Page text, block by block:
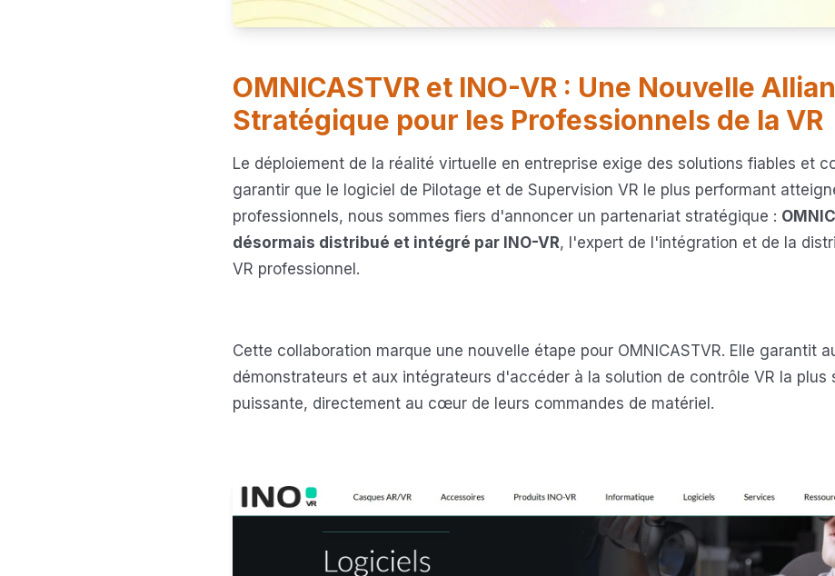
OMNICASTVR et INO-VR : Une Nouvelle
Stratégique pour les Professionnels de la VR
Le déploiement de la réalité virtuelle en entreprise exige des solutions fiables et
garantir que le logiciel de Pilotage et de Supervision VR le plus performant
professionnels, nous sommes fiers d'annoncer un partenariat stratégique :
désormais distribué et intégré par INO-VR, l'expert de l'intégration et de la
VR professionnel.
Cette collaboration marque une nouvelle étape pour OMNICASTVR. Elle garantit
démonstrateurs et aux intégrateurs d'accéder à la solution de contrôle VR la plus
puissante, directement au cœur de leurs commandes de matériel.